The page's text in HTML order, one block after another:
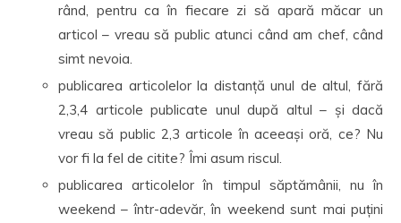
rând, pentru ca în fiecare zi să apară măcar un
articol – vreau să public atunci când am chef, când
simt nevoia.
publicarea articolelor la distanță unul de altul, fără
2,3,4 articole publicate unul după altul – și dacă
vreau să public 2,3 articole în aceeași oră, ce? Nu
vor fi la fel de citite? Îmi asum riscul.
publicarea articolelor în timpul săptămânii, nu în
weekend – într-adevăr, în weekend sunt mai puțini